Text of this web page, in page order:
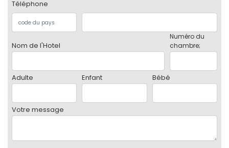
Téléphone
Nom de l'Hotel
Numéro du
chambre;
Adulte Enfant Bébé
Votre message